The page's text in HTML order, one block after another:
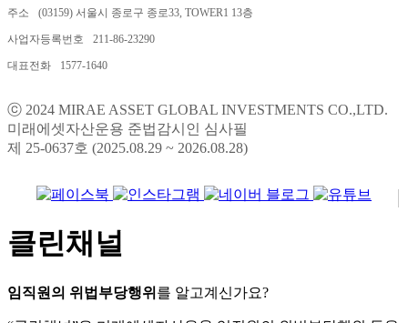
주소 (03159) 서울시 종로구 종로33, TOWER1 13층
사업자등록번호 211-86-23290
대표전화 1577-1640
ⓒ 2024 MIRAE ASSET GLOBAL INVESTMENTS CO.,LTD.
미래에셋자산운용 준법감시인 심사필
제 25-0637호 (2025.08.29 ~ 2026.08.28)
클린채널
임직원의 위법부당행위 를 알고계신가요?